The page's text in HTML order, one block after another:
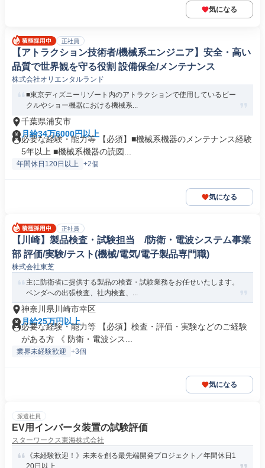
気になる
正社員
【アトラクション技術者/機械系エンジニア】安全・高い
品質で世界観を守る役割 設備保全/メンテナンス
株式会社オリエンタルランド
■東京ディズニーリゾート内のアトラクションで使用しているビー
クルやショー機器における機械系...
千葉県浦安市
月給34万6000円以上
必要な経験・能力等 【必須】■機械系機器のメンテナンス経験
5年以上 ■機械系機器の読図...
年間休日120日以上 +2個
気になる
正社員
【川崎】製品検査・試験担当 /防衛・電波システム事業
部 評価/実験/テスト(機械/電気/電子製品専門職)
株式会社東芝
主に防衛省に提供する製品の検査・試験業務をお任せいたします。
ベンダへの出張検査、社内検査、...
神奈川県川崎市幸区
月給25万円以上
必要な経験・能力等 【必須】検査・評価・実験などのご経験
がある方 《 防衛・電波シス...
業界未経験歓迎 +3個
気になる
派遣社員
EV用インバータ装置の試験評価
スターワークス東海株式会社
《未経験歓迎！》未来を創る最先端開発プロジェクト／年間休日1
20日以上